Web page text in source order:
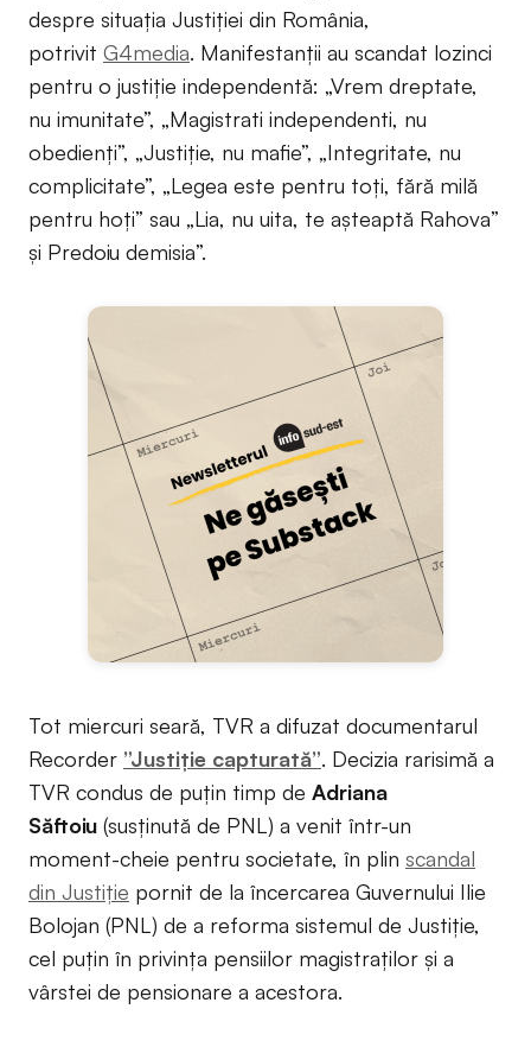
despre situația Justiției din România,
potrivit G4media. Manifestanții au scandat lozinci
pentru o justiție independentă: „Vrem dreptate,
nu imunitate”, „Magistrati independenti, nu
obedienți”, „Justiție, nu mafie”, „Integritate, nu
complicitate”, „Legea este pentru toți, fără milă
pentru hoți” sau „Lia, nu uita, te așteaptă Rahova”
și Predoiu demisia”.
Tot miercuri seară, TVR a difuzat documentarul
Recorder ”Justiție capturată”. Decizia rarisimă a
TVR condus de puțin timp de Adriana
Săftoiu (susținută de PNL) a venit într-un
moment-cheie pentru societate, în plin scandal
din Justiție pornit de la încercarea Guvernului Ilie
Bolojan (PNL) de a reforma sistemul de Justiție,
cel puțin în privința pensiilor magistraților și a
vârstei de pensionare a acestora.